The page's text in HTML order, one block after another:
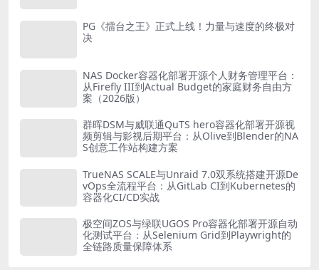
PG《擂台之王》正式上线！力量与速度的终极对
决
NAS Docker容器化部署开源个人财务管理平台：
从Firefly III到Actual Budget的家庭财务自由方
案（2026版）
群晖DSM与威联通QuTS hero容器化部署开源视
频剪辑与影视后期平台：从Olive到Blender的NA
S创意工作站构建方案
TrueNAS SCALE与Unraid 7.0双系统搭建开源De
vOps全流程平台：从GitLab CI到Kubernetes的
容器化CI/CD实战
极空间ZOS与绿联UGOS Pro容器化部署开源自动
化测试平台：从Selenium Grid到Playwright的
全链路质量保障体系